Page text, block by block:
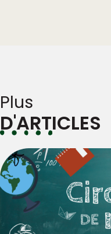
Plus
D'ARTICLES